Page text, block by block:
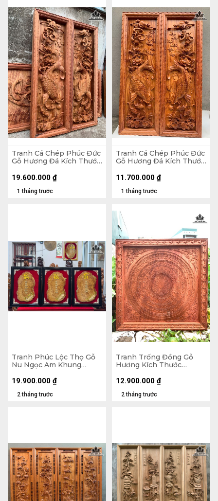
Tranh Cá Chép Phúc Đức
Gỗ Hương Đá Kích Thước
1 tháng trước
19.600.000 ₫
Tranh Cá Chép Phúc Đức
Gỗ Hương Đá Kích Thước
1 tháng trước
11.700.000 ₫
Tranh Phúc Lộc Thọ Gỗ
Nu Ngọc Am Khung
2 tháng trước
19.900.000 ₫
Tranh Trống Đồng Gỗ
Hương Kích Thước
2 tháng trước
12.900.000 ₫